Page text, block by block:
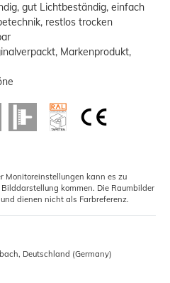
gut Lichtbeständig, einfach
restlos trocken
Markenprodukt,
Monitoreinstellungen kann es zu
kommen. Die Raumbilder
dienen nicht als Farbreferenz.
Deutschland (Germany)